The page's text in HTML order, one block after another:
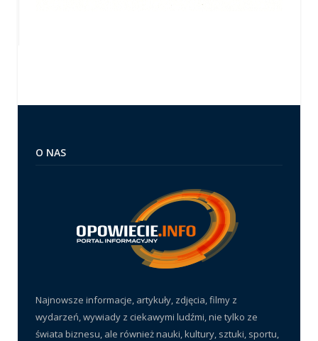
O NAS
Najnowsze informacje, artykuły, zdjęcia, filmy z
wydarzeń, wywiady z ciekawymi ludźmi, nie tylko ze
świata biznesu, ale również nauki, kultury, sztuki, sportu,